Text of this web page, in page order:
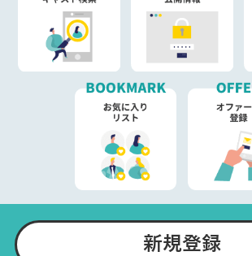
新規登録